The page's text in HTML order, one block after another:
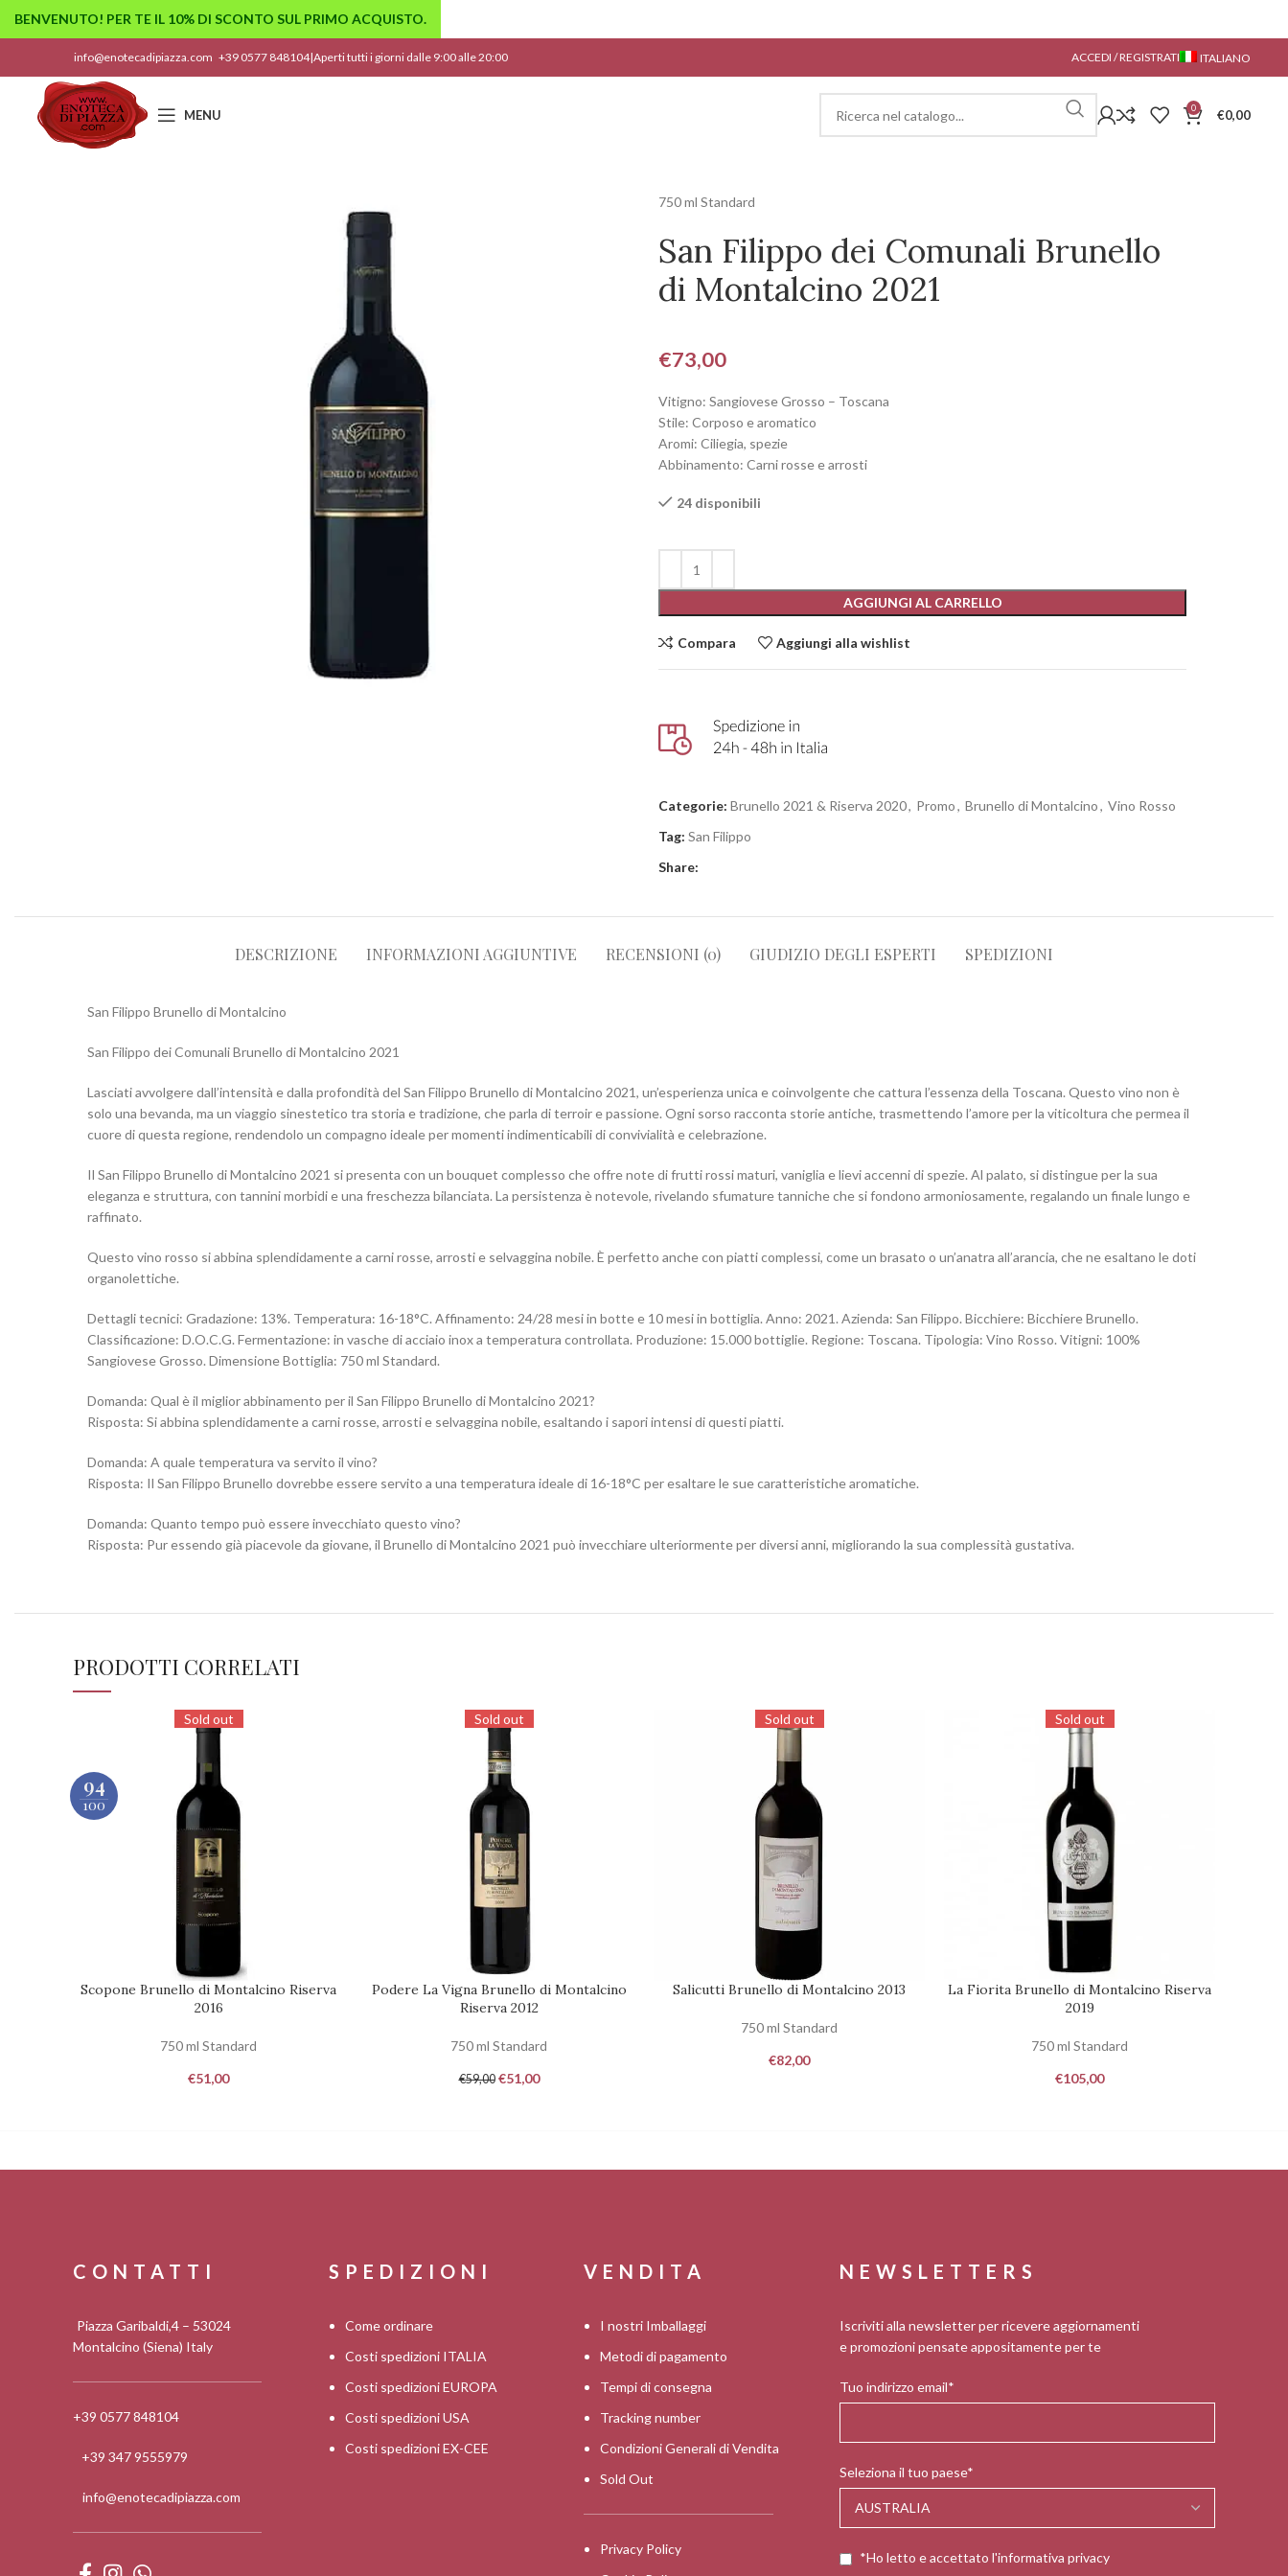
info@enotecadipiazza.com +39 0577 848104|Aperti tutti i giorni dalle 9:00 alle 20:00 ACCEDI / REGISTRATI ITALIANO
MENU 0 €0,00
750 ml Standard
San Filippo dei Comunali Brunello
di Montalcino 2021
€73,00
Vitigno: Sangiovese Grosso – Toscana
Stile: Corposo e aromatico
Aromi: Ciliegia, spezie
Abbinamento: Carni rosse e arrosti
24 disponibili
AGGIUNGI AL CARRELLO
Compara Aggiungi alla wishlist
Categorie: Brunello 2021 & Riserva 2020, Promo, Brunello di Montalcino, Vino Rosso
Tag: San Filippo
Share:
DESCRIZIONE INFORMAZIONI AGGIUNTIVE RECENSIONI (0) GIUDIZIO DEGLI ESPERTI SPEDIZIONI
San Filippo Brunello di Montalcino
San Filippo dei Comunali Brunello di Montalcino 2021
Lasciati avvolgere dall’intensità e dalla profondità del San Filippo Brunello di Montalcino 2021, un’esperienza unica e coinvolgente che cattura l’essenza della Toscana. Questo vino non è
solo una bevanda, ma un viaggio sinestetico tra storia e tradizione, che parla di terroir e passione. Ogni sorso racconta storie antiche, trasmettendo l’amore per la viticoltura che permea il
cuore di questa regione, rendendolo un compagno ideale per momenti indimenticabili di convivialità e celebrazione.
Il San Filippo Brunello di Montalcino 2021 si presenta con un bouquet complesso che offre note di frutti rossi maturi, vaniglia e lievi accenni di spezie. Al palato, si distingue per la sua
eleganza e struttura, con tannini morbidi e una freschezza bilanciata. La persistenza è notevole, rivelando sfumature tanniche che si fondono armoniosamente, regalando un finale lungo e
raffinato.
Questo vino rosso si abbina splendidamente a carni rosse, arrosti e selvaggina nobile. È perfetto anche con piatti complessi, come un brasato o un’anatra all’arancia, che ne esaltano le doti
organolettiche.
Dettagli tecnici: Gradazione: 13%. Temperatura: 16-18°C. Affinamento: 24/28 mesi in botte e 10 mesi in bottiglia. Anno: 2021. Azienda: San Filippo. Bicchiere: Bicchiere Brunello.
Classificazione: D.O.C.G. Fermentazione: in vasche di acciaio inox a temperatura controllata. Produzione: 15.000 bottiglie. Regione: Toscana. Tipologia: Vino Rosso. Vitigni: 100%
Sangiovese Grosso. Dimensione Bottiglia: 750 ml Standard.
Domanda: Qual è il miglior abbinamento per il San Filippo Brunello di Montalcino 2021?
Risposta: Si abbina splendidamente a carni rosse, arrosti e selvaggina nobile, esaltando i sapori intensi di questi piatti.
Domanda: A quale temperatura va servito il vino?
Risposta: Il San Filippo Brunello dovrebbe essere servito a una temperatura ideale di 16-18°C per esaltare le sue caratteristiche aromatiche.
Domanda: Quanto tempo può essere invecchiato questo vino?
Risposta: Pur essendo già piacevole da giovane, il Brunello di Montalcino 2021 può invecchiare ulteriormente per diversi anni, migliorando la sua complessità gustativa.
PRODOTTI CORRELATI
94
100
Sold out
RICHIEDI DISPONIBILITÀ
Scopone Brunello di Montalcino Riserva
2016
750 ml Standard
€51,00
Sold out
RICHIEDI DISPONIBILITÀ
Podere La Vigna Brunello di Montalcino
Riserva 2012
750 ml Standard
€59,00 €51,00
Sold out
RICHIEDI DISPONIBILITÀ
Salicutti Brunello di Montalcino 2013
750 ml Standard
€82,00
Sold out
RICHIEDI DISPONIBILITÀ
La Fiorita Brunello di Montalcino Riserva
2019
750 ml Standard
€105,00
CONTATTI
Piazza Garibaldi,4 – 53024
Montalcino (Siena) Italy
+39 0577 848104
+39 347 9555979
info@enotecadipiazza.com
SPEDIZIONI
Come ordinare
Costi spedizioni ITALIA
Costi spedizioni EUROPA
Costi spedizioni USA
Costi spedizioni EX-CEE
VENDITA
I nostri Imballaggi
Metodi di pagamento
Tempi di consegna
Tracking number
Condizioni Generali di Vendita
Sold Out
Privacy Policy
NEWSLETTERS
Iscriviti alla newsletter per ricevere aggiornamenti
e promozioni pensate appositamente per te
Tuo indirizzo email*
Seleziona il tuo paese*
*Ho letto e accettato l'informativa privacy
BENVENUTO! PER TE IL 10% DI SCONTO SUL PRIMO ACQUISTO.